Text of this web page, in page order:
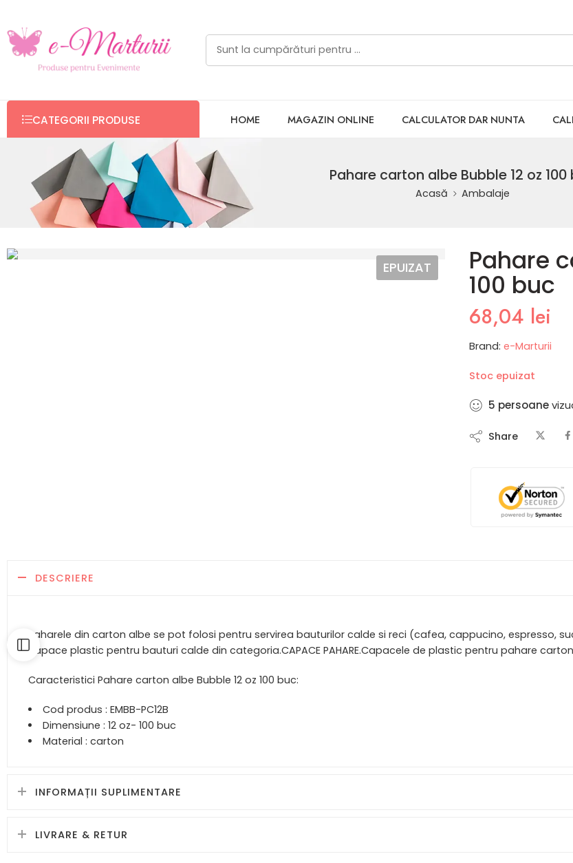
CATEGORII PRODUSE HOME MAGAZIN ONLINE CALCULATOR DAR NUNTA
Pahare carton albe Bubble 12 oz 100
Acasă Ambalaje
EPUIZAT Pahare
100 buc
68,04 lei
Brand: e-Marturii
Stoc epuizat
5 persoane
Share
DESCRIERE
Paharele din carton albe se pot folosi pentru servirea bauturilor calde si reci (cafea, cappucino, espresso,
capace plastic pentru bauturi calde din categoria.CAPACE PAHARE.Capacele de plastic pentru pahare
Caracteristici Pahare carton albe Bubble 12 oz 100 buc:
Cod produs : EMBB-PC12B
Dimensiune : 12 oz- 100 buc
Material : carton
INFORMAȚII SUPLIMENTARE
LIVRARE & RETUR